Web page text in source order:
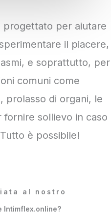
per aiutare
il piacere,
e soprattutto, per
comuni come
prolasso di organi, le
sollievo in caso
è possibile!
al nostro
Intimflex.online?